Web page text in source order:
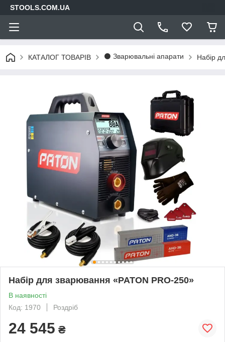
STOOLS.COM.UA
КАТАЛОГ ТОВАРІВ ⚫ Зварювальні апарати Набір
Набір для зварювання «PATON PRO-250»
В наявності
Код: 1970
Роздріб
24 545 ₴